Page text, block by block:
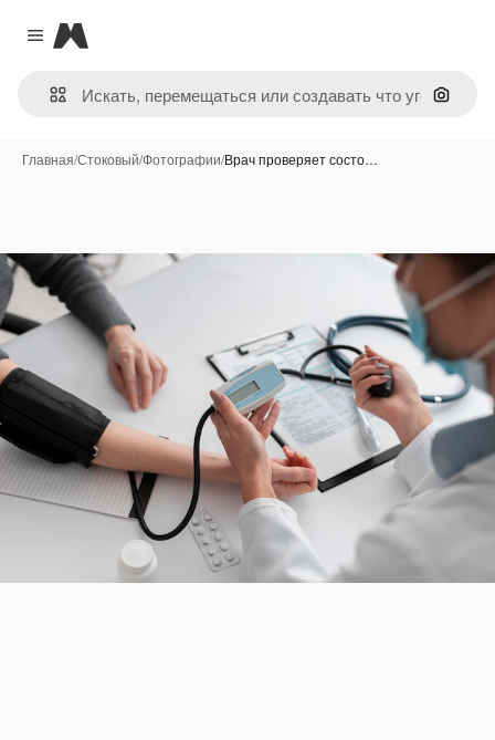
Close menu
Magnific
Поиск
Главная/Стоковый/Фотографии/Врач проверяет состо…